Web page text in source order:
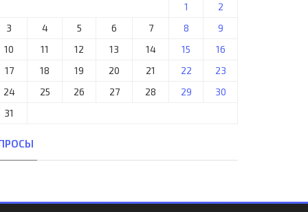
1
2
3
4 5 6 7 8
9
10
11 12 13 14 15
16
17
18 19 20 21 22
23
24
25 26 27 28 29
30
31